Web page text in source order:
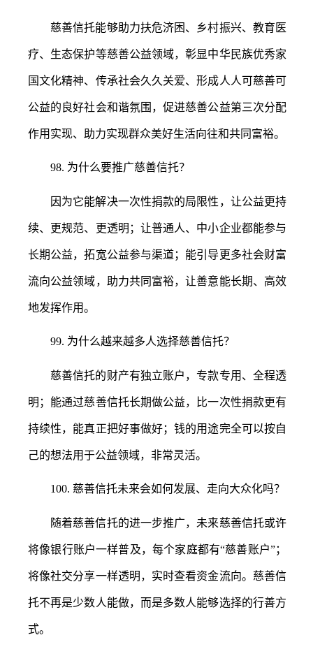
慈善信托能够助力扶危济困、乡村振兴、教育医
疗、生态保护等慈善公益领域，彰显中华民族优秀家
国文化精神、传承社会久久关爱、形成人人可慈善可
公益的良好社会和谐氛围，促进慈善公益第三次分配
作用实现、助力实现群众美好生活向往和共同富裕。
98. 为什么要推广慈善信托？
因为它能解决一次性捐款的局限性，让公益更持
续、更规范、更透明；让普通人、中小企业都能参与
长期公益，拓宽公益参与渠道；能引导更多社会财富
流向公益领域，助力共同富裕，让善意能长期、高效
地发挥作用。
99. 为什么越来越多人选择慈善信托？
慈善信托的财产有独立账户，专款专用、全程透
明；能通过慈善信托长期做公益，比一次性捐款更有
持续性，能真正把好事做好；钱的用途完全可以按自
己的想法用于公益领域，非常灵活。
100. 慈善信托未来会如何发展、走向大众化吗？
随着慈善信托的进一步推广，未来慈善信托或许
将像银行账户一样普及，每个家庭都有“慈善账户”；
将像社交分享一样透明，实时查看资金流向。慈善信
托不再是少数人能做，而是多数人能够选择的行善方
式。